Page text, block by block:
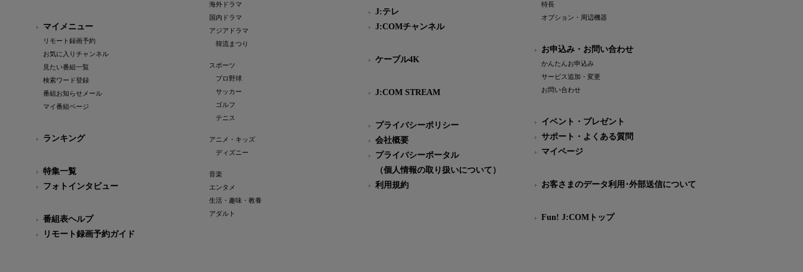
マイメニュー
リモート録画予約
お気に入りチャンネル
見たい番組一覧
検索ワード登録
番組お知らせメール
マイ番組ページ
ランキング
特集一覧
フォトインタビュー
番組表ヘルプ
リモート録画予約ガイド
海外ドラマ
国内ドラマ
アジアドラマ
韓流まつり
スポーツ
プロ野球
サッカー
ゴルフ
テニス
アニメ・キッズ
ディズニー
音楽
エンタメ
生活・趣味・教養
アダルト
J:テレ
J:COMチャンネル
ケーブル4K
J:COM STREAM
プライバシーポリシー
会社概要
プライバシーポータル
（個人情報の取り扱いについて）
利用規約
特長
オプション・周辺機器
お申込み・お問い合わせ
かんたんお申込み
サービス追加・変更
お問い合わせ
イベント・プレゼント
サポート・よくある質問
マイページ
お客さまのデータ利用･外部送信について
Fun! J:COMトップ